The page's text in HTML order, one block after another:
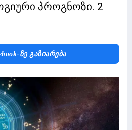
პროგნოზი. 2
Ზე Გაზიარება